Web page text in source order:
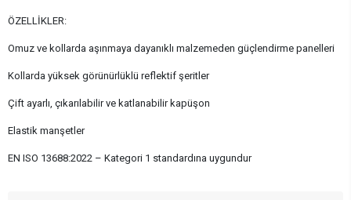
ÖZELLİKLER:
Omuz ve kollarda aşınmaya dayanıklı malzemeden güçlendirme panelleri
Kollarda yüksek görünürlüklü reflektif şeritler
Çift ayarlı, çıkarılabilir ve katlanabilir kapüşon
Elastik manşetler
EN ISO 13688:2022 – Kategori 1 standardına uygundur